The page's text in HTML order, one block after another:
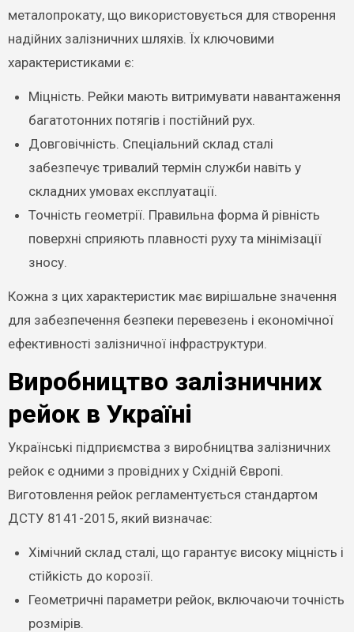
металопрокату, що використовується для створення
надійних залізничних шляхів. Їх ключовими
характеристиками є:
Міцність. Рейки мають витримувати навантаження
багатотонних потягів і постійний рух.
Довговічність. Спеціальний склад сталі
забезпечує тривалий термін служби навіть у
складних умовах експлуатації.
Точність геометрії. Правильна форма й рівність
поверхні сприяють плавності руху та мінімізації
зносу.
Кожна з цих характеристик має вирішальне значення
для забезпечення безпеки перевезень і економічної
ефективності залізничної інфраструктури.
Виробництво залізничних
рейок в Україні
Українські підприємства з виробництва залізничних
рейок є одними з провідних у Східній Європі.
Виготовлення рейок регламентується стандартом
ДСТУ 8141-2015, який визначає:
Хімічний склад сталі, що гарантує високу міцність і
стійкість до корозії.
Геометричні параметри рейок, включаючи точність
розмірів.